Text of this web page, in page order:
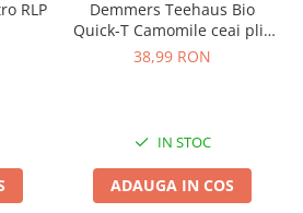
RLP
Demmers Teehaus Bio
Quick-T Camomile ceai plic
mușețel 25buc
38,99 RON
IN STOC
ADAUGA IN COS